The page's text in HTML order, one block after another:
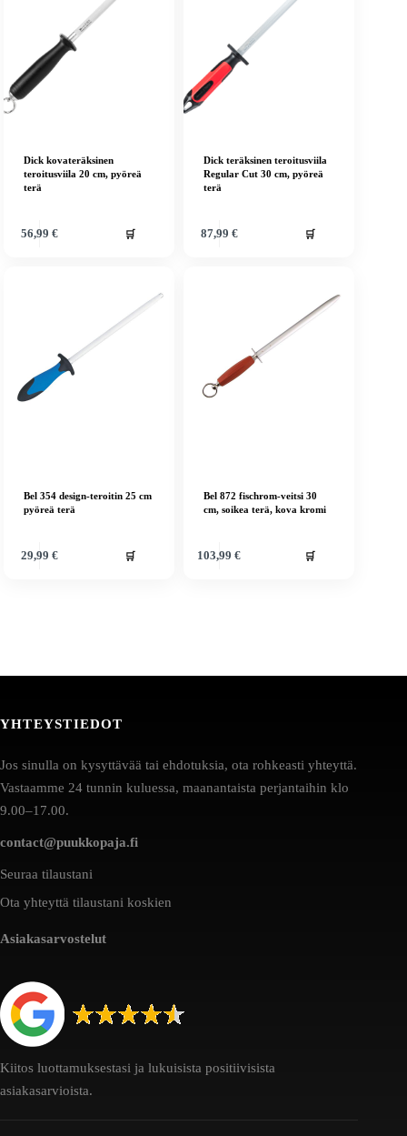
Dick kovateräksinen
teroitusviila 20 cm, pyöreä
terä
56,99 € 🛒
Dick teräksinen teroitusviila
Regular Cut 30 cm, pyöreä
terä
87,99 € 🛒
Bel 354 design-teroitin 25 cm
pyöreä terä
29,99 € 🛒
Bel 872 fischrom-veitsi 30
cm, soikea terä, kova kromi
103,99€ 🛒
YHTEYSTIEDOT
Jos sinulla on kysyttävää tai ehdotuksia, ota rohkeasti yhteyttä.
Vastaamme 24 tunnin kuluessa, maanantaista perjantaihin klo
9.00–17.00.
contact@puukkopaja.fi
Seuraa tilaustani
Ota yhteyttä tilaustani koskien
Asiakasarvostelut
Kiitos luottamuksestasi ja lukuisista positiivisista
asiakasarvioista.